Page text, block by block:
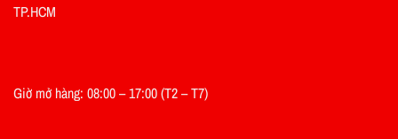
TP.HCM
Giờ mở hàng: 08:00 – 17:00 (T2 – T7)